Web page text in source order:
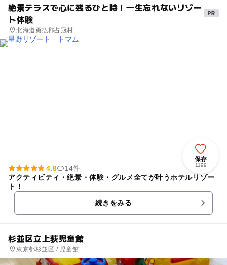
絶景テラスで心に残るひと時！一生忘れないリゾー
ト体験
北海道勇払郡占冠村
保存
1199
4.8
14件
アクティビティ・絶景・体験・グルメ全てが叶うホテルリゾー
ト！
続きをみる
杉並区立上荻児童館
東京都杉並区 / 児童館